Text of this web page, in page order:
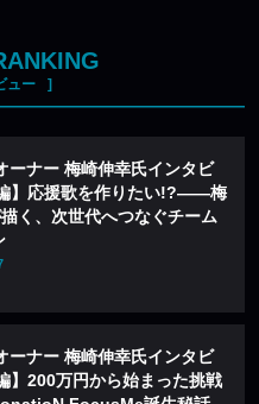
ュー
ーナー 梅崎伸幸氏インタビ
】応援歌を作りたい!?——梅
く、次世代へつなぐチーム
ーナー 梅崎伸幸氏インタビ
】200万円から始まった挑戦